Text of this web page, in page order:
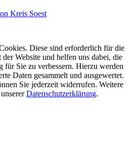
Diese sind erforderlich für die
Website und helfen uns dabei, die
für Sie zu verbessern. Hierzu werden
Daten gesammelt und ausgewertet.
Sie jederzeit widerrufen. Weitere
Datenschutzerklärung.